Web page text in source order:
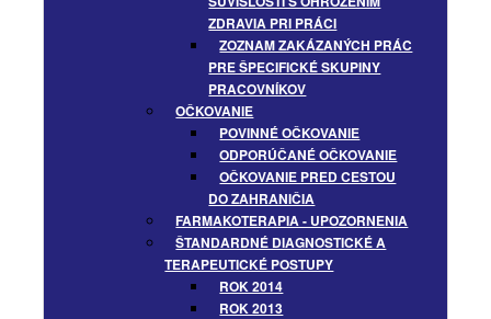
ZDRAVIA PRI PRÁCI
ZOZNAM ZAKÁZANÝCH PRÁC
PRE ŠPECIFICKÉ SKUPINY
PRACOVNÍKOV
OČKOVANIE
POVINNÉ OČKOVANIE
ODPORÚČANÉ OČKOVANIE
OČKOVANIE PRED CESTOU
DO ZAHRANIČIA
FARMAKOTERAPIA - UPOZORNENIA
ŠTANDARDNÉ DIAGNOSTICKÉ A
TERAPEUTICKÉ POSTUPY
ROK 2014
ROK 2013